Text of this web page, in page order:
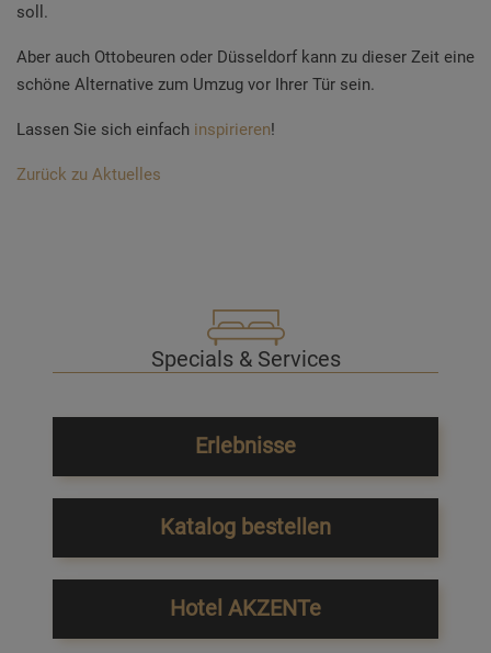
soll.
Aber auch Ottobeuren oder Düsseldorf kann zu dieser Zeit eine
schöne Alternative zum Umzug vor Ihrer Tür sein.
Lassen Sie sich einfach inspirieren!
Zurück zu Aktuelles
Specials & Services
Erlebnisse
Katalog bestellen
Hotel AKZENTe